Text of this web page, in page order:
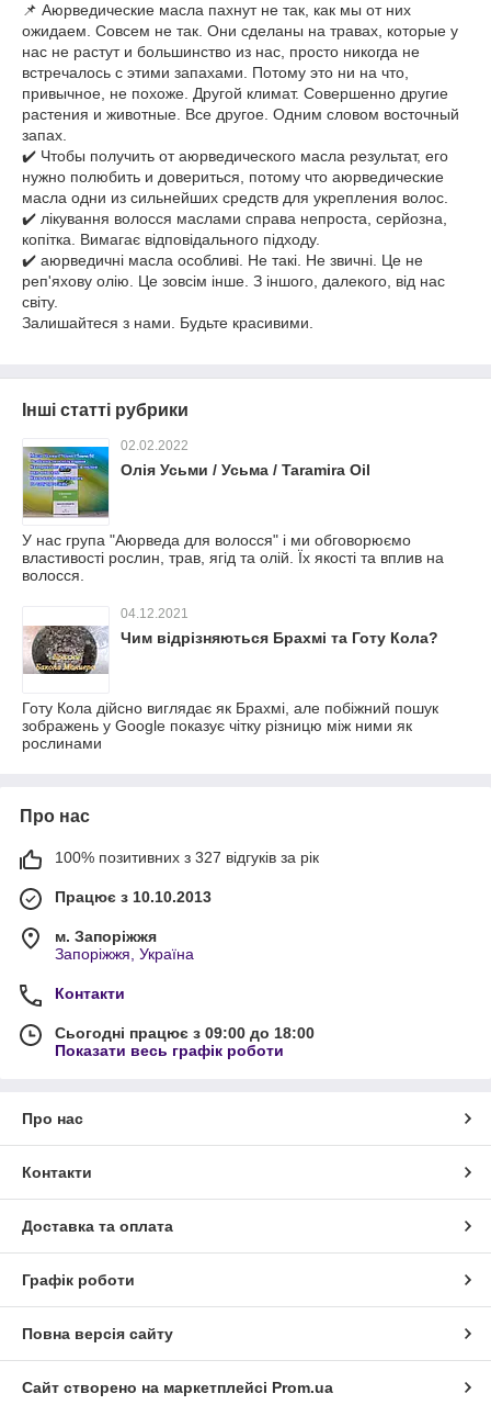
📌 Аюрведические масла пахнут не так, как мы от них
ожидаем. Совсем не так. Они сделаны на травах, которые у
нас не растут и большинство из нас, просто никогда не
встречалось с этими запахами. Потому это ни на что,
привычное, не похоже. Другой климат. Совершенно другие
растения и животные. Все другое. Одним словом восточный
запах.
✔️ Чтобы получить от аюрведического масла результат, его
нужно полюбить и довериться, потому что аюрведические
масла одни из сильнейших средств для укрепления волос.
✔️ лікування волосся маслами справа непроста, серйозна,
копітка. Вимагає відповідального підходу.
✔️ аюрведичні масла особливі. Не такі. Не звичні. Це не
реп'яхову олію. Це зовсім інше. З іншого, далекого, від нас
світу.
Залишайтеся з нами. Будьте красивими.
Інші статті рубрики
02.02.2022
Олія Усьми / Усьма / Taramira Oil
У нас група "Аюрведа для волосся" і ми обговорюємо
властивості рослин, трав, ягід та олій. Їх якості та вплив на
волосся.
04.12.2021
Чим відрізняються Брахмі та Готу Кола?
Готу Кола дійсно виглядає як Брахмі, але побіжний пошук
зображень у Google показує чітку різницю між ними як
рослинами
Про нас
100% позитивних з 327 відгуків за рік
Працює з 10.10.2013
м. Запоріжжя
Запоріжжя, Україна
Контакти
Сьогодні працює з 09:00 до 18:00
Показати весь графік роботи
Про нас
Контакти
Доставка та оплата
Графік роботи
Повна версія сайту
Сайт створено на маркетплейсі Prom.ua